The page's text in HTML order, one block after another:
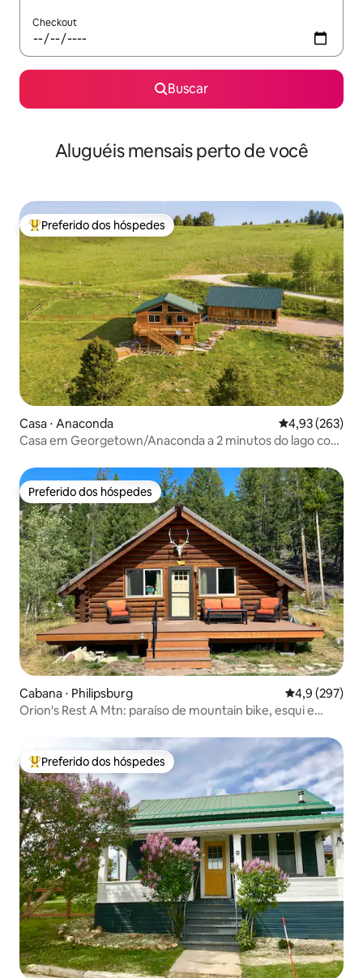
Checkout
Buscar
Aluguéis mensais perto de você
Entre os melhores preferidos dos hóspedes
Preferido dos hóspedes
Casa ⋅ Anaconda 4,93 de uma
4,93 (263)
Casa em Georgetown/Anaconda a 2 minutos do lago com
Preferido dos hóspedes
Preferido dos hóspedes
Cabana ⋅ Philipsburg 4,9 de uma
4,9 (297)
Orion's Rest A Mtn: paraíso de mountain bike, esqui e
Entre os melhores preferidos dos hóspedes
Preferido dos hóspedes